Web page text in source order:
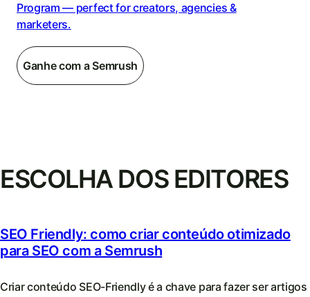
Program — perfect for creators, agencies &
marketers.
Ganhe com a Semrush
ESCOLHA DOS EDITORES
SEO Friendly: como criar conteúdo otimizado
para SEO com a Semrush
Criar conteúdo SEO-Friendly é a chave para fazer ser artigos